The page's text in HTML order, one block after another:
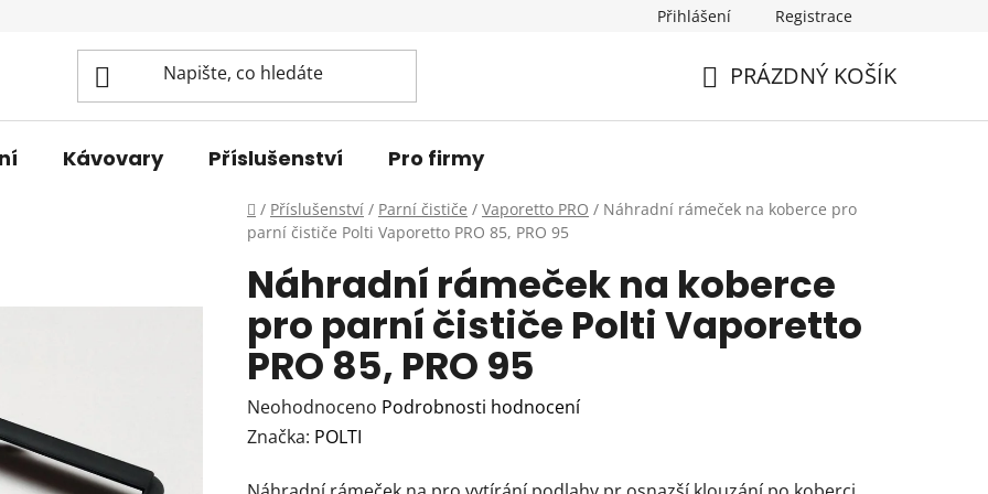
Přihlášení Registrace
PRÁZDNÝ KOŠÍK
Kávovary Příslušenství Pro firmy
Domů
/ Příslušenství / Parní čističe / Vaporetto PRO / Náhradní rámeček na koberce pro
parní čističe Polti Vaporetto PRO 85, PRO 95
Náhradní rámeček na koberce
pro parní čističe Polti Vaporetto
PRO 85, PRO 95
Průměrné
hodnocení
Neohodnoceno Podrobnosti hodnocení
Značka: POLTI